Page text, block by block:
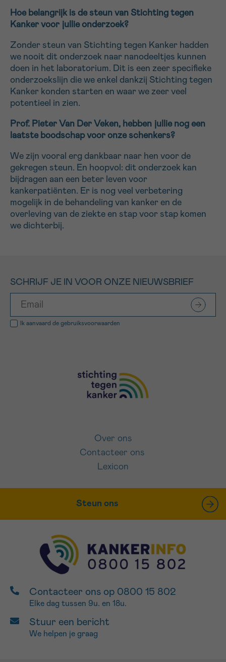
Hoe belangrijk is de steun van Stichting tegen
Kanker voor jullie onderzoek?
Zonder steun van Stichting tegen Kanker hadden
we nooit dit onderzoek naar nanodeeltjes kunnen
doen in het laboratorium. Dit is een zeer specifieke
onderzoekslijn die we enkel dankzij Stichting tegen
Kanker konden starten en waar we zeer veel
potentieel in zien.
Prof. Pieter Van Der Veken, hebben jullie nog een
laatste boodschap voor onze schenkers?
We zijn vooral erg dankbaar naar hen voor de
gekregen steun. En hoopvol: dit onderzoek kan
bijdragen aan een beter leven voor
kankerpatiënten. Er is nog veel verbetering
mogelijk in de behandeling van kanker en de
overleving van de ziekte en stap voor stap komen
we dichterbij.
SCHRIJF JE IN VOOR ONZE NIEUWSBRIEF
Ik aanvaard de gebruiksvoorwaarden
Over ons
Contacteer ons
Lexicon
Steun ons
Contacteer ons op 0800 15 802
Elke dag tussen 9u. en 18u.
Stuur een bericht
We helpen je graag